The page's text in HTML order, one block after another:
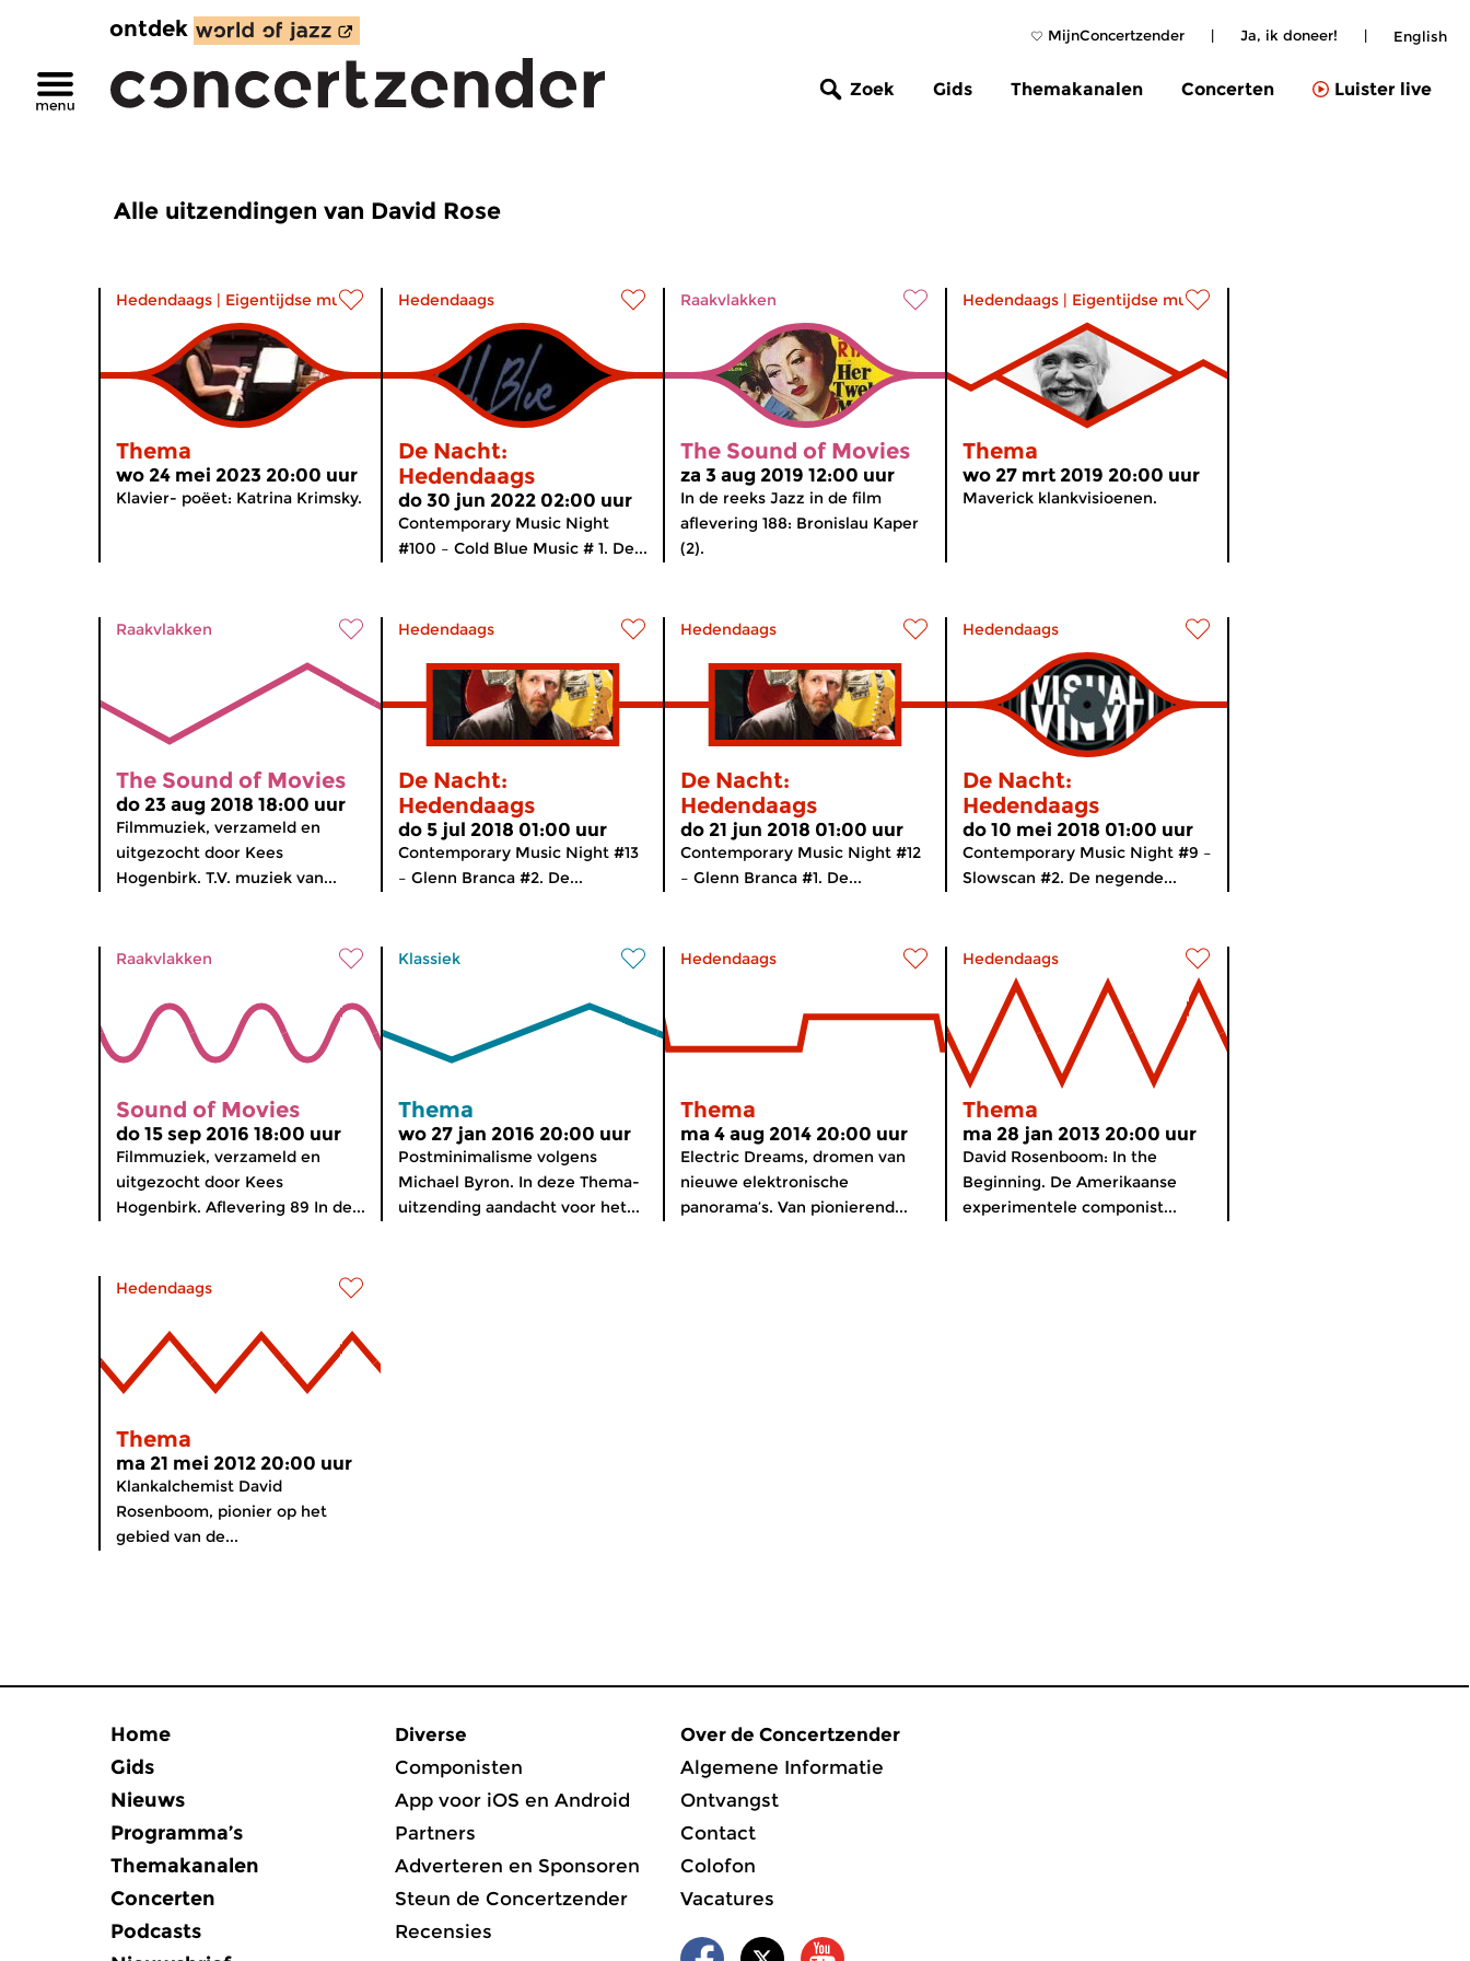
MijnConcertzender | Ja, ik doneer! | English
ontdek
Zoek Gids Themakanalen Concerten Luister live
Alle uitzendingen van David Rose
Hedendaags | Eigentijdse muziek
Thema
wo 24 mei 2023 20:00 uur
Klavier- poëet: Katrina Krimsky.
Hedendaags
De Nacht:
Hedendaags
do 30 jun 2022 02:00 uur
Contemporary Music Night
#100 – Cold Blue Music # 1. De...
Raakvlakken
The Sound of Movies
za 3 aug 2019 12:00 uur
In de reeks Jazz in de film
aflevering 188: Bronislau Kaper
(2).
Hedendaags | Eigentijdse muziek
Thema
wo 27 mrt 2019 20:00 uur
Maverick klankvisioenen.
Raakvlakken
The Sound of Movies
do 23 aug 2018 18:00 uur
Filmmuziek, verzameld en
uitgezocht door Kees
Hogenbirk. T.V. muziek van...
Hedendaags
De Nacht:
Hedendaags
do 5 jul 2018 01:00 uur
Contemporary Music Night #13
– Glenn Branca #2. De...
Hedendaags
De Nacht:
Hedendaags
do 21 jun 2018 01:00 uur
Contemporary Music Night #12
– Glenn Branca #1. De...
Hedendaags
De Nacht:
Hedendaags
do 10 mei 2018 01:00 uur
Contemporary Music Night #9 –
Slowscan #2. De negende...
Raakvlakken
Sound of Movies
do 15 sep 2016 18:00 uur
Filmmuziek, verzameld en
uitgezocht door Kees
Hogenbirk. Aflevering 89 In de...
Klassiek
Thema
wo 27 jan 2016 20:00 uur
Postminimalisme volgens
Michael Byron. In deze Thema-
uitzending aandacht voor het...
Hedendaags
Thema
ma 4 aug 2014 20:00 uur
Electric Dreams, dromen van
nieuwe elektronische
panorama’s. Van pionierend...
Hedendaags
Thema
ma 28 jan 2013 20:00 uur
David Rosenboom: In the
Beginning. De Amerikaanse
experimentele componist...
Hedendaags
Thema
ma 21 mei 2012 20:00 uur
Klankalchemist David
Rosenboom, pionier op het
gebied van de...
Home
Gids
Nieuws
Programma’s
Themakanalen
Concerten
Podcasts
Diverse
Componisten
App voor iOS en Android
Partners
Adverteren en Sponsoren
Steun de Concertzender
Recensies
Over de Concertzender
Algemene Informatie
Ontvangst
Contact
Colofon
Vacatures